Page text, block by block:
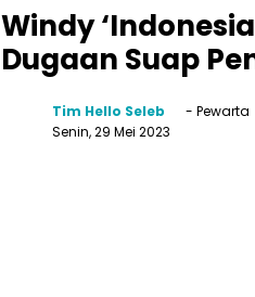
Windy
Dugaan Suap
Tim Hello Seleb
- Pewarta
Senin, 29 Mei 2023